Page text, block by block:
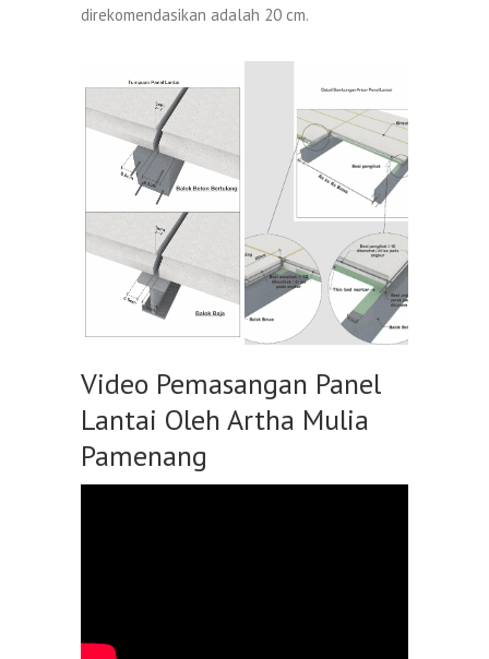
direkomendasikan adalah 20 cm.
Video Pemasangan Panel
Lantai Oleh Artha Mulia
Pamenang